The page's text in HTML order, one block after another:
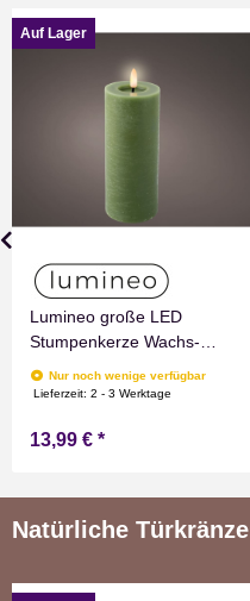
Auf Lager
Lumineo große LED
Stumpenkerze Wachs-
Optik Grün mit Timer
Flammen Effect für
hoch
Nur noch wenige verfügbar
Lieferzeit:2 - 3 Werktage
13,99 € *
Natürliche Türkränze